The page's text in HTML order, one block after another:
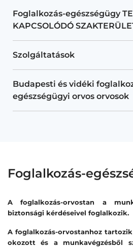
Foglalkozás-egészségügy
KAPCSOLÓDÓ
Szolgáltatások
Budapesti és vidéki
egészségügyi orvos orvosok
Foglalkozás-
A foglalkozás-orvostan a
biztonsági kérdéseivel foglalkozik.
A foglalkozás-orvostanhoz
okozott és a munkavégzésből